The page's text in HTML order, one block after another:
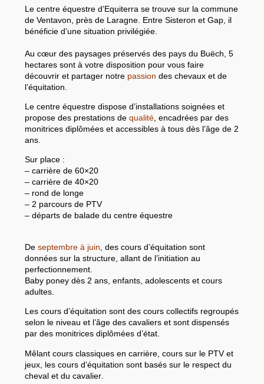
Le centre équestre d’Equiterra se trouve sur la commune
de Ventavon, près de Laragne. Entre Sisteron et Gap, il
bénéficie d’unesituation privilégiée.
Au cœur des paysages préservés des pays du Buëch, 5
hectares sont à votre disposition pour vous faire
découvrir et partager notre passion des chevaux et de
l’équitation.
Le centre équestre dispose d’installations soignées et
propose des prestations dequalité , encadrées par des
monitrices diplômées et accessibles à tous dès l’âge de 2
ans.
Sur place :
– carrière de 60×20
– carrière de 40×20
– rond de longe
– 2 parcours de PTV
– départs de balade du centre équestre
De septembre à juin , des cours d’équitation sont
données sur la structure, allant de l’initiation au
perfectionnement.
Baby poney dès 2 ans, enfants, adolescents et cours
adultes.
Les cours d’équitation sont des cours collectifs regroupés
selon le niveau et l’âge des cavaliers et sont dispensés
par des monitrices diplômées d’état.
Mêlant cours classiques en carrière, cours sur le PTV et
jeux, les cours d’équitation sont basés sur le respect du
cheval et du cavalier